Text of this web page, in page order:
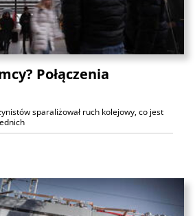
Połączenia
sparaliżował ruch kolejowy, co jest